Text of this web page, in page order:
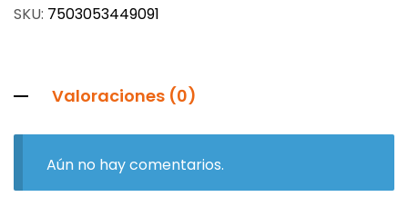
SKU: 7503053449091
Valoraciones (0)
Aún no hay comentarios.